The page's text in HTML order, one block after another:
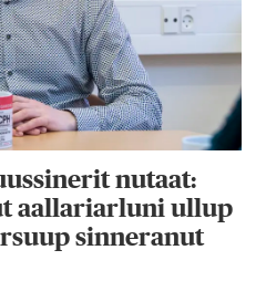
nutaat:
aallariarluni ullup
sinneranut